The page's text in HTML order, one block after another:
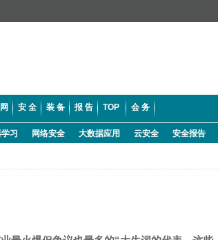
安 全 装 备 报 告 TOP 会 务
习 网络安全 大数据应用 云安全 安全报告